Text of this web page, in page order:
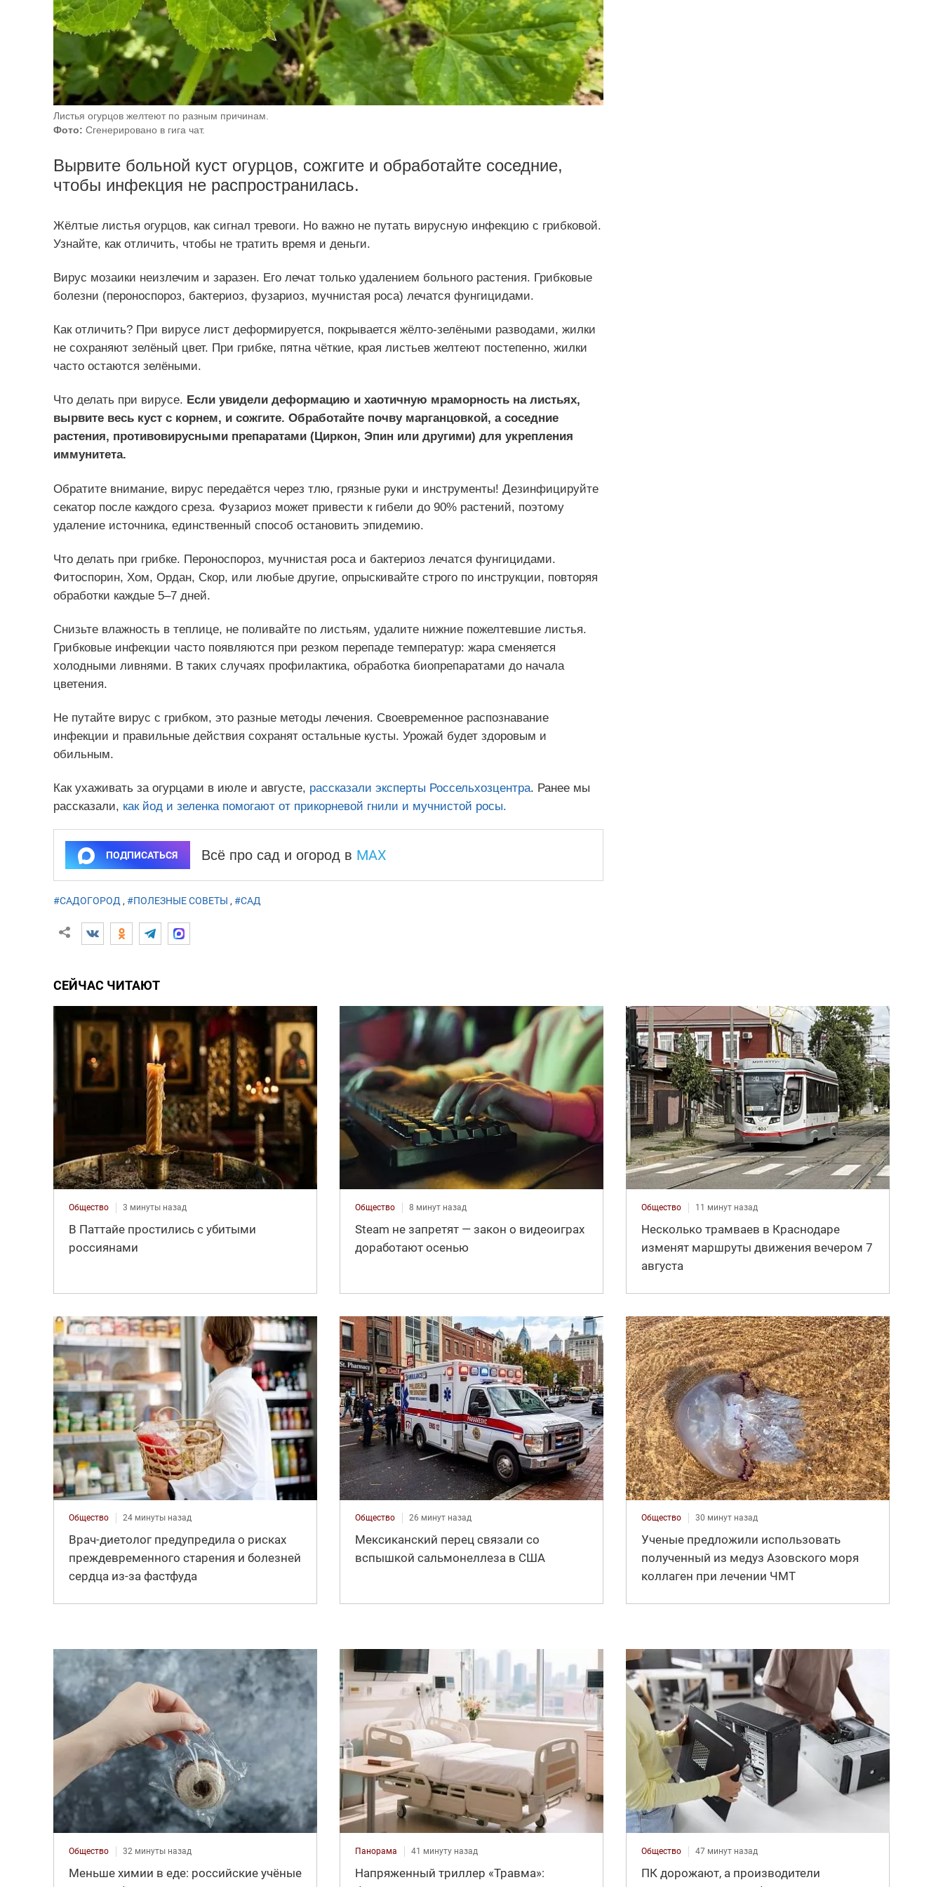
Листья огурцов желтеют по разным причинам.
Фото: Сгенерировано в гига чат.
Вырвите больной куст огурцов, сожгите и обработайте соседние,
чтобы инфекция не распространилась.
Жёлтые листья огурцов, как сигнал тревоги. Но важно не путать вирусную инфекцию с грибковой.
Узнайте, как отличить, чтобы не тратить время и деньги.
Вирус мозаики неизлечим и заразен. Его лечат только удалением больного растения. Грибковые
болезни (пероноспороз, бактериоз, фузариоз, мучнистая роса) лечатся фунгицидами.
Как отличить? При вирусе лист деформируется, покрывается жёлто-зелёными разводами, жилки
не сохраняют зелёный цвет. При грибке, пятна чёткие, края листьев желтеют постепенно, жилки
часто остаются зелёными.
Что делать при вирусе. Если увидели деформацию и хаотичную мраморность на листьях,
вырвите весь куст с корнем, и сожгите. Обработайте почву марганцовкой, а соседние
растения, противовирусными препаратами (Циркон, Эпин или другими) для укрепления
иммунитета.
Обратите внимание, вирус передаётся через тлю, грязные руки и инструменты! Дезинфицируйте
секатор после каждого среза. Фузариоз может привести к гибели до 90% растений, поэтому
удаление источника, единственный способ остановить эпидемию.
Что делать при грибке. Пероноспороз, мучнистая роса и бактериоз лечатся фунгицидами.
Фитоспорин, Хом, Ордан, Скор, или любые другие, опрыскивайте строго по инструкции, повторяя
обработки каждые 5–7 дней.
Снизьте влажность в теплице, не поливайте по листьям, удалите нижние пожелтевшие листья.
Грибковые инфекции часто появляются при резком перепаде температур: жара сменяется
холодными ливнями. В таких случаях профилактика, обработка биопрепаратами до начала
цветения.
Не путайте вирус с грибком, это разные методы лечения. Своевременное распознавание
инфекции и правильные действия сохранят остальные кусты. Урожай будет здоровым и
обильным.
Как ухаживать за огурцами в июле и августе, рассказали эксперты Россельхозцентра. Ранее мы
рассказали, как йод и зеленка помогают от прикорневой гнили и мучнистой росы.
ПОДПИСАТЬСЯ Всё про сад и огород в MAX
#САДОГОРОД , #ПОЛЕЗНЫЕ СОВЕТЫ , #САД
СЕЙЧАС ЧИТАЮТ
Общество 3 минуты назад
В Паттайе простились с убитыми
россиянами
Общество 8 минут назад
Steam не запретят — закон о видеоиграх
доработают осенью
Общество 11 минут назад
Несколько трамваев в Краснодаре
изменят маршруты движения вечером 7
августа
Общество 24 минуты назад
Врач-диетолог предупредила о рисках
преждевременного старения и болезней
сердца из-за фастфуда
Общество 26 минут назад
Мексиканский перец связали со
вспышкой сальмонеллеза в США
Общество 30 минут назад
Ученые предложили использовать
полученный из медуз Азовского моря
коллаген при лечении ЧМТ
Общество 32 минуты назад
Меньше химии в еде: российские учёные
Панорама 41 минуту назад
Напряженный триллер «Травма»:
Общество 47 минут назад
ПК дорожают, а производители